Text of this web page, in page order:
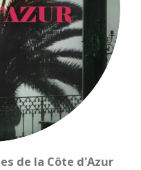
de la Côte d'Azur